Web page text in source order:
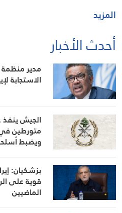
المزيد
أحدث الأخبار
مدير منظمة
الاستجابة
الجيش
متورطين في
بزشكيان:
قوية على
الماضيين